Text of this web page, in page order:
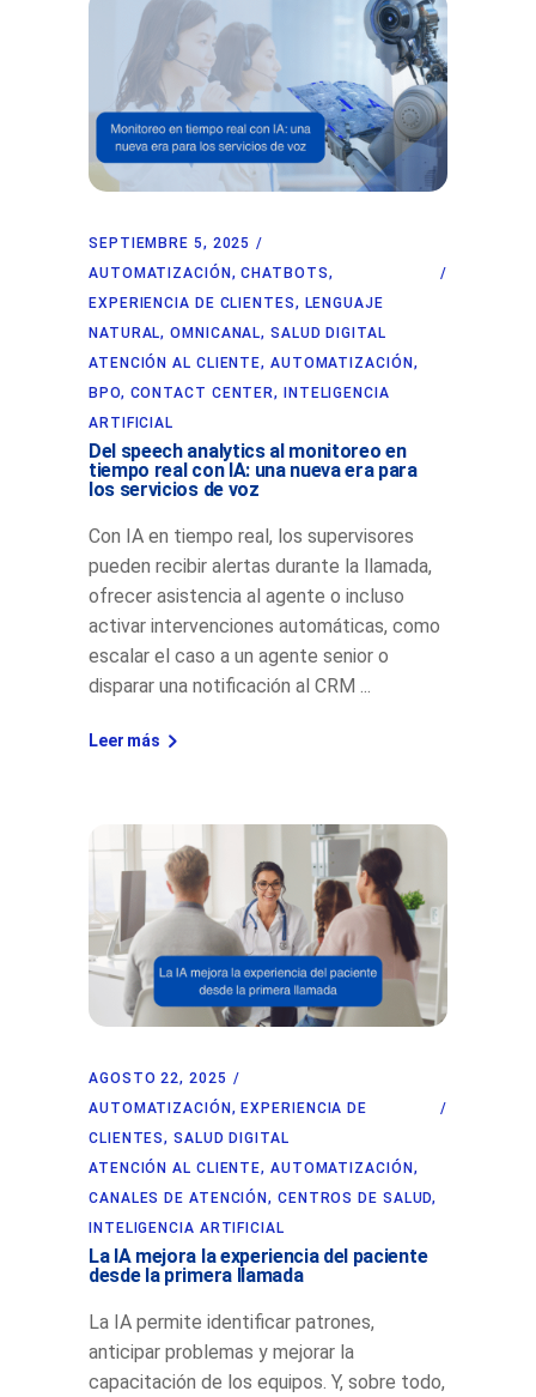
SEPTIEMBRE 5, 2025
AUTOMATIZACIÓN,CHATBOTS,
EXPERIENCIA DE CLIENTES, LENGUAJE
NATURAL,OMNICANAL,SALUD DIGITAL
ATENCIÓN AL CLIENTE, AUTOMATIZACIÓN,
BPO, CONTACT CENTER, INTELIGENCIA
ARTIFICIAL
Del speech analytics al monitoreo en
tiempo real con IA: una nueva era para
los servicios de voz
Con IA en tiempo real, los supervisores
pueden recibir alertas durante la llamada,
ofrecer asistencia al agente o incluso
activar intervenciones automáticas, como
escalar el caso a un agente senior o
disparar una notificación al CRM
Leer más
AGOSTO 22, 2025
AUTOMATIZACIÓN,EXPERIENCIA DE
CLIENTES,SALUD DIGITAL
ATENCIÓN AL CLIENTE, AUTOMATIZACIÓN,
CANALES DE ATENCIÓN, CENTROS DE SALUD,
INTELIGENCIA ARTIFICIAL
La IA mejora la experiencia del paciente
desde la primera llamada
La IA permite identificar patrones,
anticipar problemas y mejorar la
capacitación de los equipos. Y, sobre todo,